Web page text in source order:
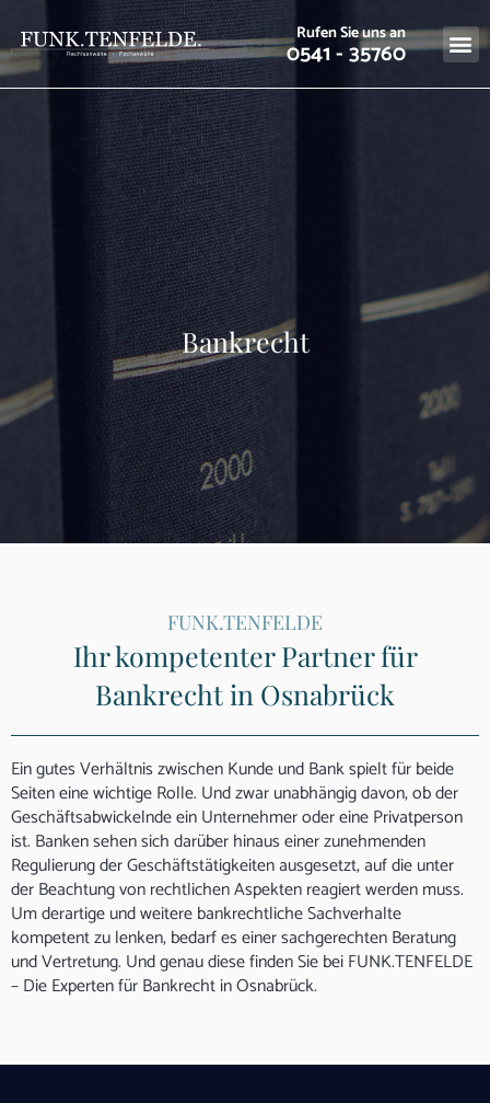
Rufen Sie uns an
0541 - 35760
Bankrecht
FUNK.TENFELDE
Ihr kompetenter Partner für
Bankrecht in Osnabrück
Ein gutes Verhältnis zwischen Kunde und Bank spielt für beide
Seiten eine wichtige Rolle. Und zwar unabhängig davon, ob der
Geschäftsabwickelnde ein Unternehmer oder eine Privatperson
ist. Banken sehen sich darüber hinaus einer zunehmenden
Regulierung der Geschäftstätigkeiten ausgesetzt, auf die unter
der Beachtung von rechtlichen Aspekten reagiert werden muss.
Um derartige und weitere bankrechtliche Sachverhalte
kompetent zu lenken, bedarf es einer sachgerechten Beratung
und Vertretung. Und genau diese finden Sie bei FUNK.TENFELDE
– Die Experten für Bankrecht in Osnabrück.